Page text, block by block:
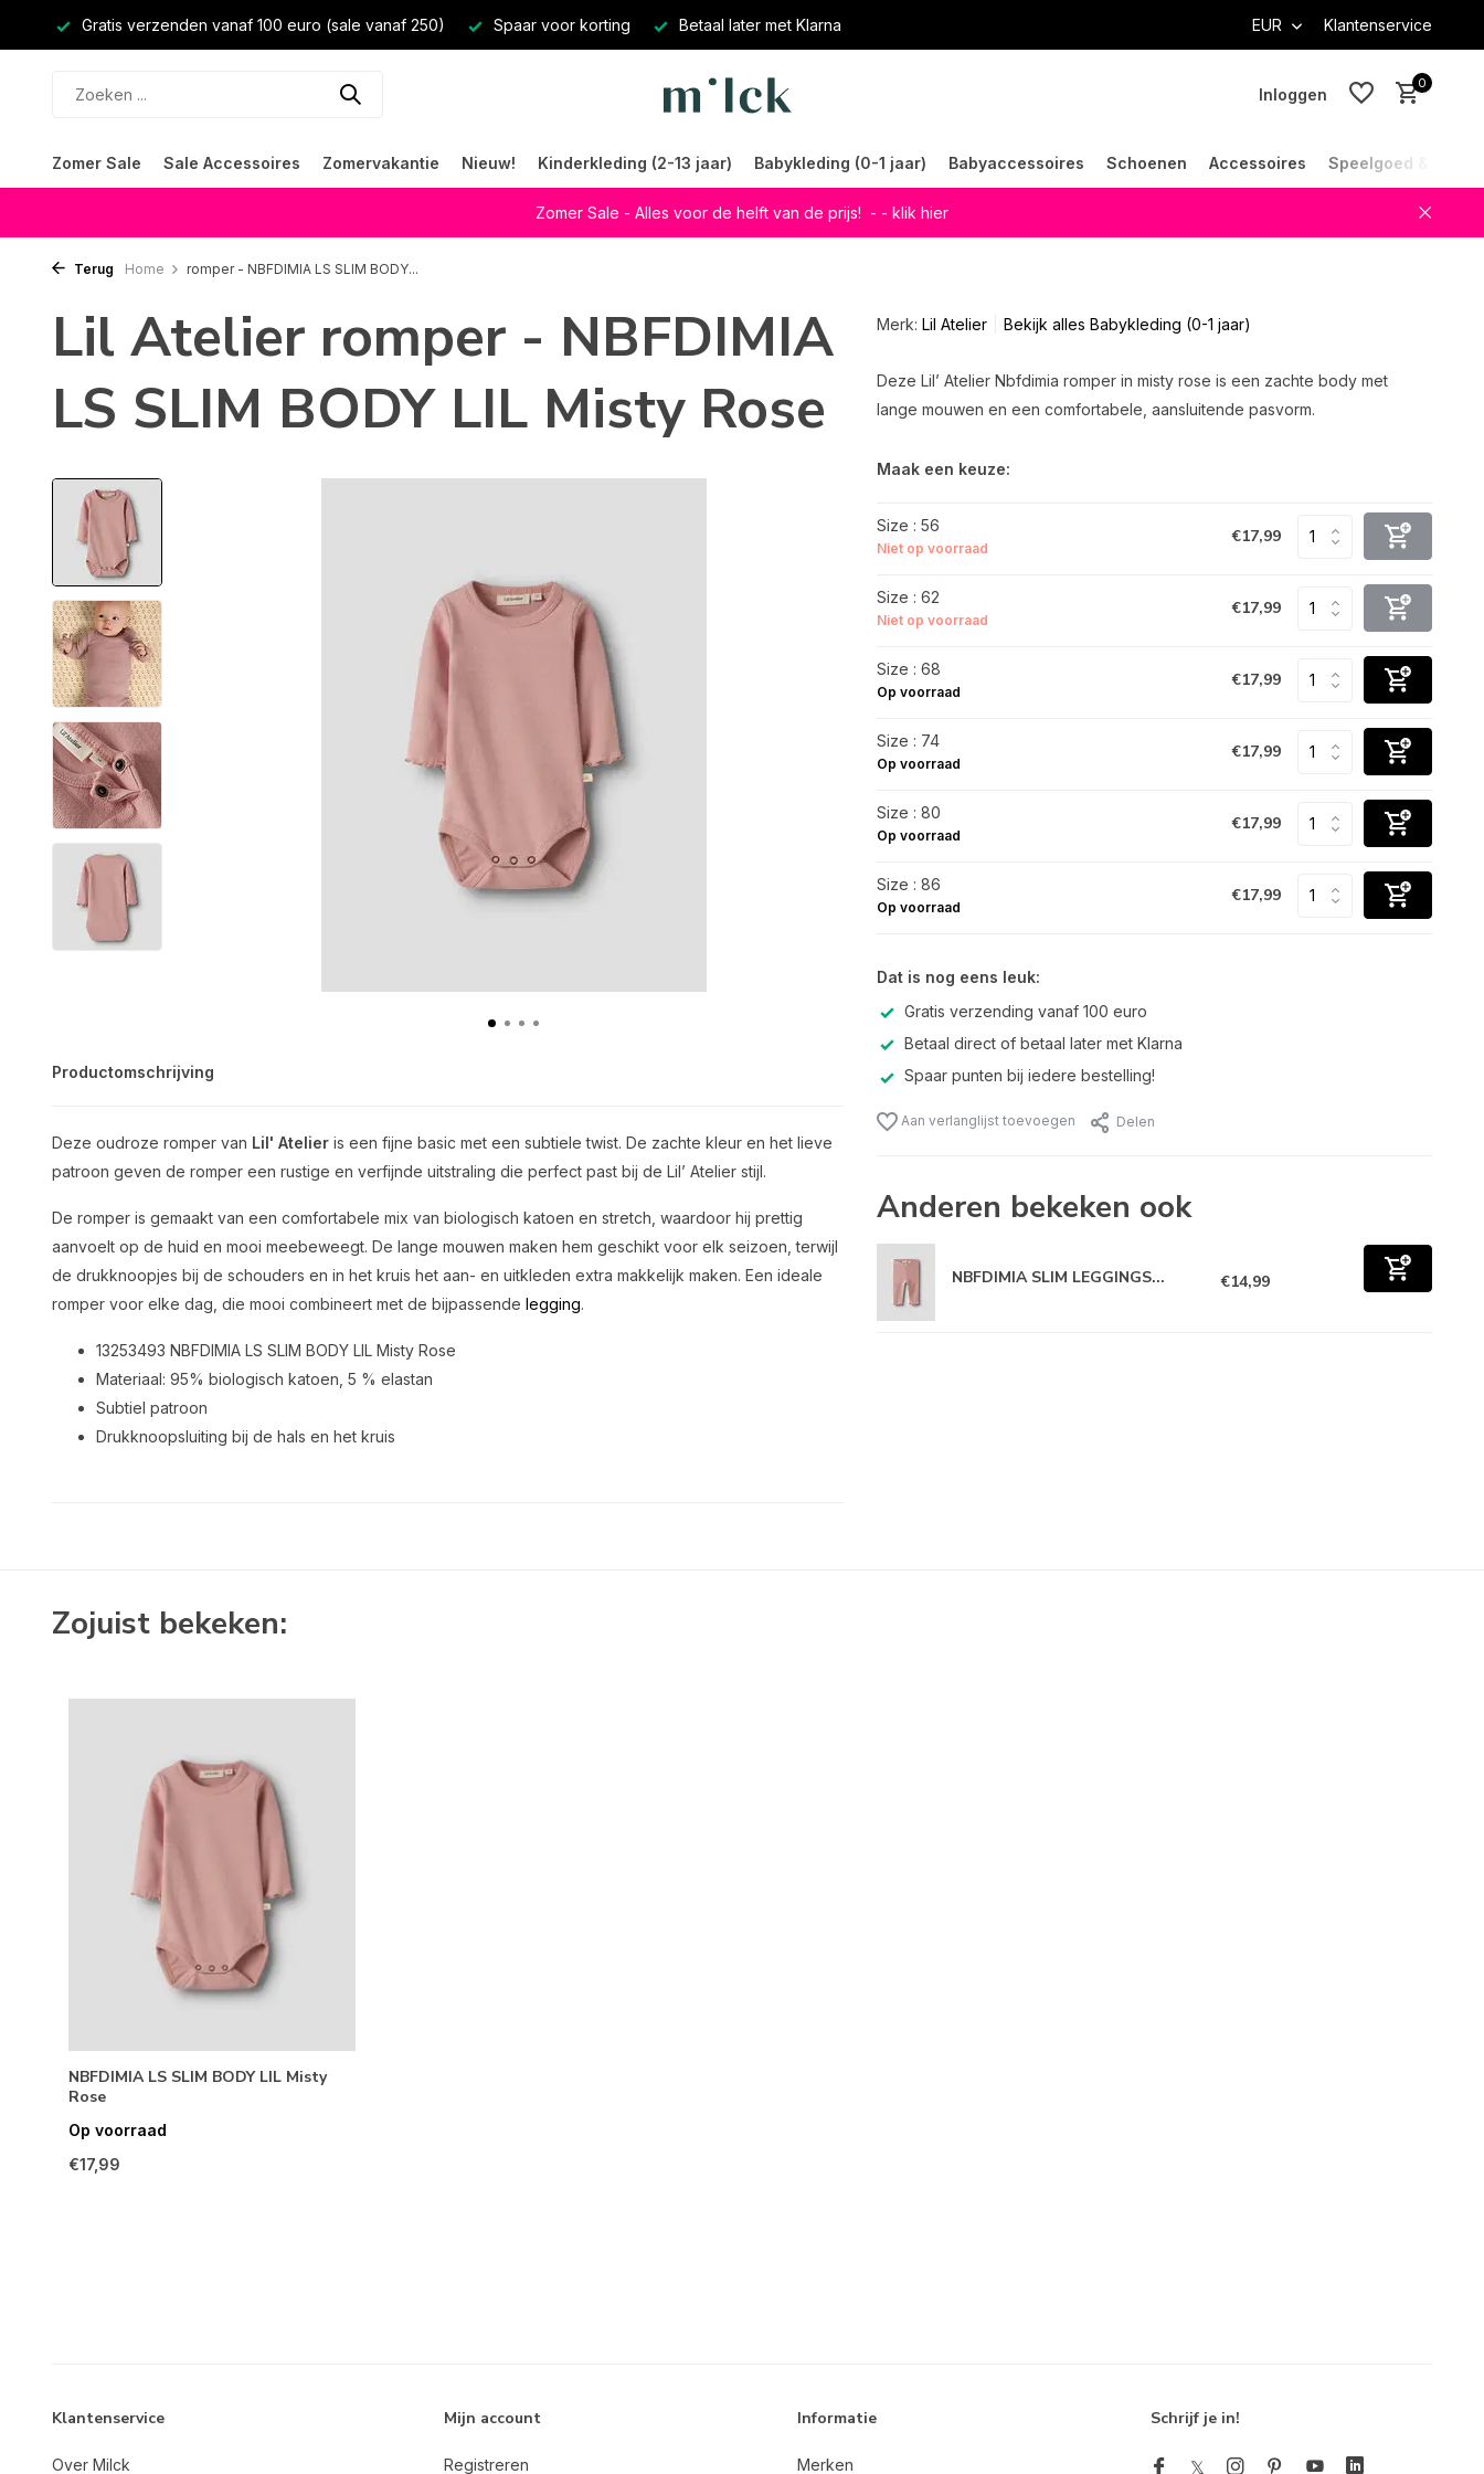
Gratis verzenden vanaf 100 euro (sale vanaf 250) Spaar voor korting Betaal later met Klarna EUR Klantenservice
Inloggen
0
Zomer Sale Sale Accessoires Zomervakantie Nieuw! Kinderkleding (2-13 jaar) Babykleding (0-1 jaar) Babyaccessoires Schoenen Accessoires Speelgoed &
Zomer Sale - Alles voor de helft van de prijs! - - klik hier
Terug Home romper - NBFDIMIA LS SLIM BODY...
Lil Atelier romper - NBFDIMIA
LS SLIM BODY LIL Misty Rose
Productomschrijving
Deze oudroze romper van Lil' Atelier is een fijne basic met een subtiele twist. De zachte kleur en het lieve
patroon geven de romper een rustige en verfijnde uitstraling die perfect past bij de Lil’ Atelier stijl.
De romper is gemaakt van een comfortabele mix van biologisch katoen en stretch, waardoor hij prettig
aanvoelt op de huid en mooi meebeweegt. De lange mouwen maken hem geschikt voor elk seizoen, terwijl
de drukknoopjes bij de schouders en in het kruis het aan- en uitkleden extra makkelijk maken. Een ideale
romper voor elke dag, die mooi combineert met de bijpassende legging.
13253493 NBFDIMIA LS SLIM BODY LIL Misty Rose
Materiaal: 95% biologisch katoen, 5 % elastan
Subtiel patroon
Drukknoopsluiting bij de hals en het kruis
Merk: Lil Atelier Bekijk alles Babykleding (0-1 jaar)
Deze Lil’ Atelier Nbfdimia romper in misty rose is een zachte body met
lange mouwen en een comfortabele, aansluitende pasvorm.
Maak een keuze:
Size : 56
Niet op voorraad
€17,99
Size : 62
Niet op voorraad
€17,99
Size : 68
Op voorraad
€17,99
Size : 74
Op voorraad
€17,99
Size : 80
Op voorraad
€17,99
Size : 86
Op voorraad
€17,99
Dat is nog eens leuk:
Gratis verzending vanaf 100 euro
Betaal direct of betaal later met Klarna
Spaar punten bij iedere bestelling!
Aan verlanglijst toevoegen Delen
Anderen bekeken ook
NBFDIMIA SLIM LEGGINGS... €14,99
Zojuist bekeken:
NBFDIMIA LS SLIM BODY LIL Misty
Rose
Op voorraad
€17,99
Klantenservice
Over Milck
Mijn account
Registreren
Informatie
Merken
Schrijf je in!